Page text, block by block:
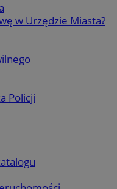
w Urzędzie Miasta?
Policji